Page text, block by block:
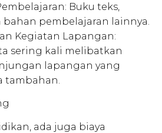
Buku teks,
bahan pembelajaran lainnya.
Kegiatan Lapangan:
sering kali melibatkan
lapangan yang
tambahan.
ada juga biaya